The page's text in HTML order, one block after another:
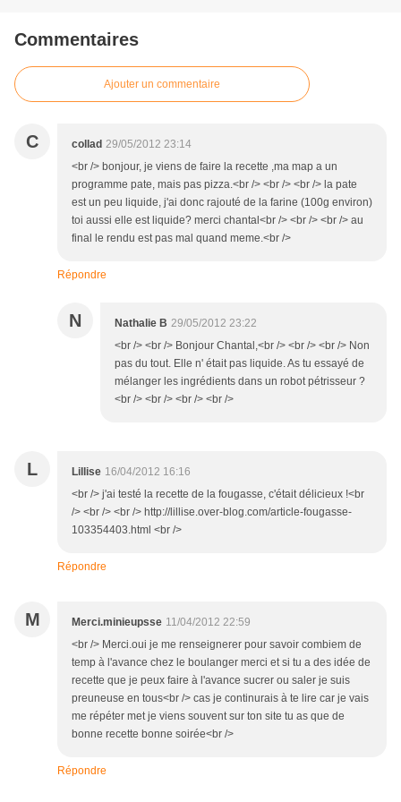
Commentaires
Ajouter un commentaire
C collad 29/05/2012 23:14
<br /> bonjour, je viens de faire la recette ,ma map a un
programme pate, mais pas pizza.<br /> <br /> <br /> la pate
est un peu liquide, j'ai donc rajouté de la farine (100g environ)
toi aussi elle est liquide? merci chantal<br /> <br /> <br /> au
final le rendu est pas mal quand meme.<br />
Répondre
N Nathalie B 29/05/2012 23:22
<br /> <br /> Bonjour Chantal,<br /> <br /> <br /> Non
pas du tout. Elle n' était pas liquide. As tu essayé de
mélanger les ingrédients dans un robot pétrisseur ?
<br /> <br /> <br /> <br />
L Lillise 16/04/2012 16:16
<br /> j'ai testé la recette de la fougasse, c'était délicieux !<br
/> <br /> <br /> http://lillise.over-blog.com/article-fougasse-
103354403.html <br />
Répondre
M Merci.minieupsse 11/04/2012 22:59
<br /> Merci.oui je me renseignerer pour savoir combiem de
temp à l'avance chez le boulanger merci et si tu a des idée de
recette que je peux faire à l'avance sucrer ou saler je suis
preuneuse en tous<br /> cas je continurais à te lire car je vais
me répéter met je viens souvent sur ton site tu as que de
bonne recette bonne soirée<br />
Répondre